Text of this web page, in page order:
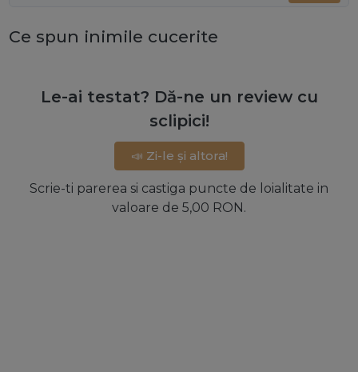
Ce spun inimile cucerite
Le-ai testat? Dă-ne un review cu
sclipici!
📣 Zi-le și altora!
Scrie-ti parerea si castiga puncte de loialitate in
valoare de 5,00 RON.